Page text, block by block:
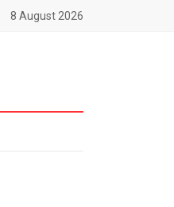
8 August 2026